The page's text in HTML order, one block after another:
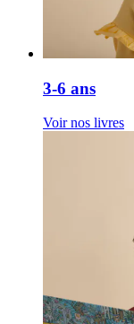
3-6 ans
Voir nos livres